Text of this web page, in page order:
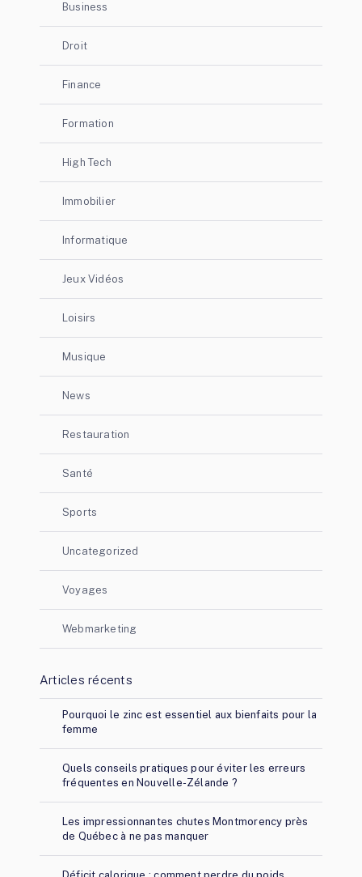
Business
Droit
Finance
Formation
High Tech
Immobilier
Informatique
Jeux Vidéos
Loisirs
Musique
News
Restauration
Santé
Sports
Uncategorized
Voyages
Webmarketing
Articles récents
Pourquoi le zinc est essentiel aux bienfaits pour la
femme
Quels conseils pratiques pour éviter les erreurs
fréquentes en Nouvelle-Zélande ?
Les impressionnantes chutes Montmorency près
de Québec à ne pas manquer